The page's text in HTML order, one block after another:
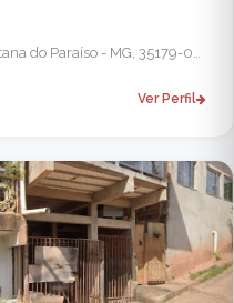
R. Pessego, 380 - Bom Pastor, Santana do Paraíso - MG, 35179-000, Brasil - Ipatinga
Ver Perfil